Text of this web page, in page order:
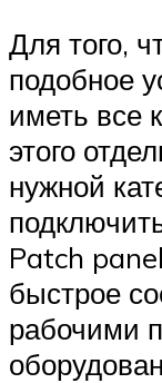
Для того,
подобное
иметь все
этого
нужной
Patch
быстрое
рабочими